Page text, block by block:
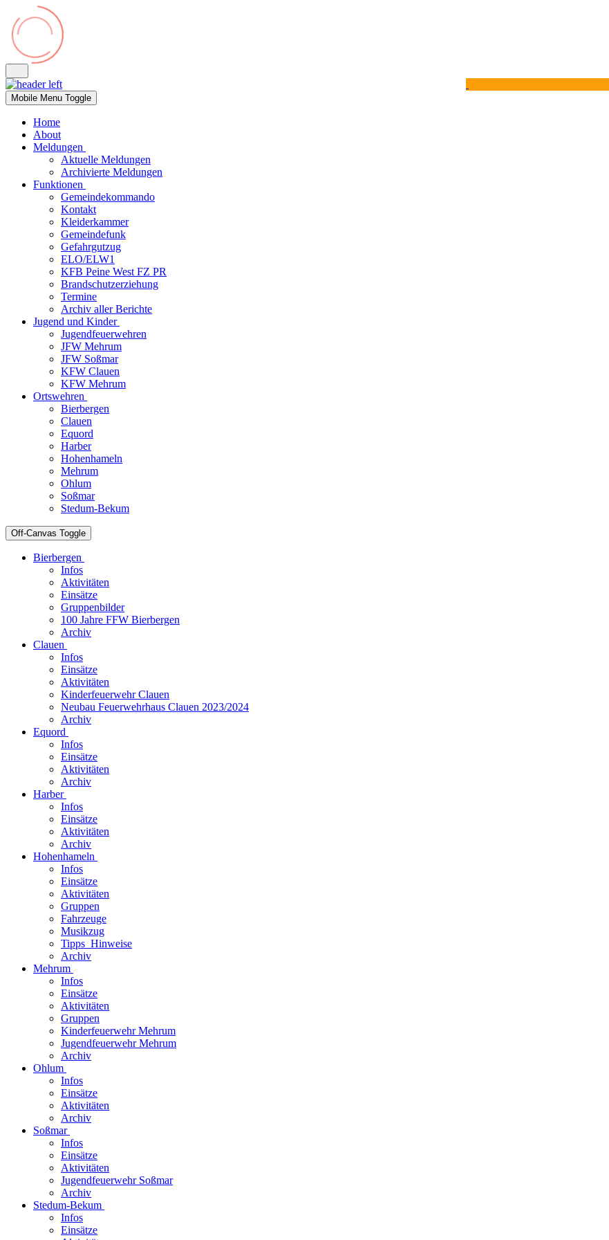
Mobile Menu Toggle
Home
About
Meldungen
Aktuelle Meldungen
Archivierte Meldungen
Funktionen
Gemeindekommando
Kontakt
Kleiderkammer
Gemeindefunk
Gefahrgutzug
ELO/ELW1
KFB Peine West FZ PR
Brandschutzerziehung
Termine
Archiv aller Berichte
Jugend und Kinder
Jugendfeuerwehren
JFW Mehrum
JFW Soßmar
KFW Clauen
KFW Mehrum
Ortswehren
Bierbergen
Clauen
Equord
Harber
Hohenhameln
Mehrum
Ohlum
Soßmar
Stedum-Bekum
Off-Canvas Toggle
Bierbergen
Infos
Aktivitäten
Einsätze
Gruppenbilder
100 Jahre FFW Bierbergen
Archiv
Clauen
Infos
Einsätze
Aktivitäten
Kinderfeuerwehr Clauen
Neubau Feuerwehrhaus Clauen 2023/2024
Archiv
Equord
Infos
Einsätze
Aktivitäten
Archiv
Harber
Infos
Einsätze
Aktivitäten
Archiv
Hohenhameln
Infos
Einsätze
Aktivitäten
Gruppen
Fahrzeuge
Musikzug
Tipps_Hinweise
Archiv
Mehrum
Infos
Einsätze
Aktivitäten
Gruppen
Kinderfeuerwehr Mehrum
Jugendfeuerwehr Mehrum
Archiv
Ohlum
Infos
Einsätze
Aktivitäten
Archiv
Soßmar
Infos
Einsätze
Aktivitäten
Jugendfeuerwehr Soßmar
Archiv
Stedum-Bekum
Infos
Einsätze